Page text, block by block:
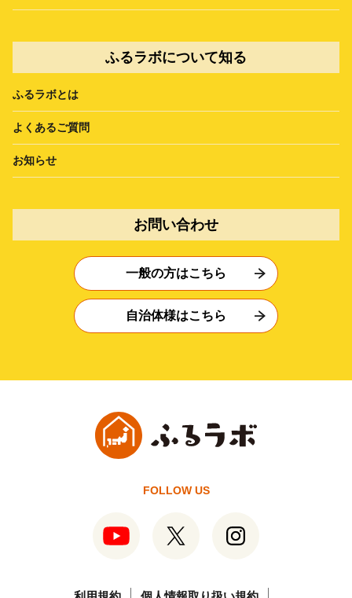
ふるラボについて知る
ふるラボとは
よくあるご質問
お知らせ
お問い合わせ
一般の方はこちら
自治体様はこちら
FOLLOW US